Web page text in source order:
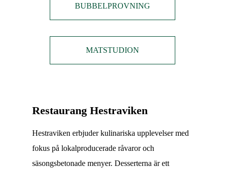
BUBBELPROVNING
MATSTUDION
Restaurang Hestraviken
Hestraviken erbjuder kulinariska upplevelser med
fokus på lokalproducerade råvaror och
säsongsbetonade menyer. Desserterna är ett